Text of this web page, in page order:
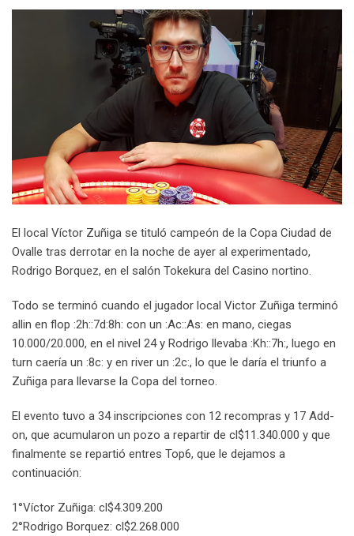
El local Víctor Zuñiga se tituló campeón de la Copa Ciudad de
Ovalle tras derrotar en la noche de ayer al experimentado,
Rodrigo Borquez, en el salón Tokekura del Casino nortino.
Todo se terminó cuando el jugador local Victor Zuñiga terminó
allin en flop :2h::7d:8h: con un :Ac::As: en mano, ciegas
10.000/20.000, en el nivel 24 y Rodrigo llevaba :Kh::7h:, luego en
turn caería un :8c: y en river un :2c:, lo que le daría el triunfo a
Zuñiga para llevarse la Copa del torneo.
El evento tuvo a 34 inscripciones con 12 recompras y 17 Add-
on, que acumularon un pozo a repartir de cl$11.340.000 y que
finalmente se repartió entres Top6, que le dejamos a
continuación:
1°Víctor Zuñiga: cl$4.309.200
2°Rodrigo Borquez: cl$2.268.000